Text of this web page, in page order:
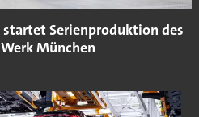
startet Serienproduktion des
München